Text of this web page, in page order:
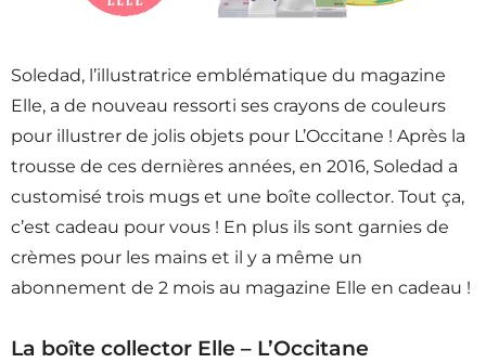
Soledad, l’illustratrice emblématique du magazine
Elle, a de nouveau ressorti ses crayons de couleurs
pour illustrer de jolis objets pour L’Occitane ! Après la
trousse de ces dernières années, en 2016, Soledad a
customisé trois mugs et une boîte collector. Tout ça,
c’est cadeau pour vous ! En plus ils sont garnies de
crèmes pour les mains et il y a même un
abonnement de 2 mois au magazine Elle en cadeau !
La boîte collector Elle – L’Occitane